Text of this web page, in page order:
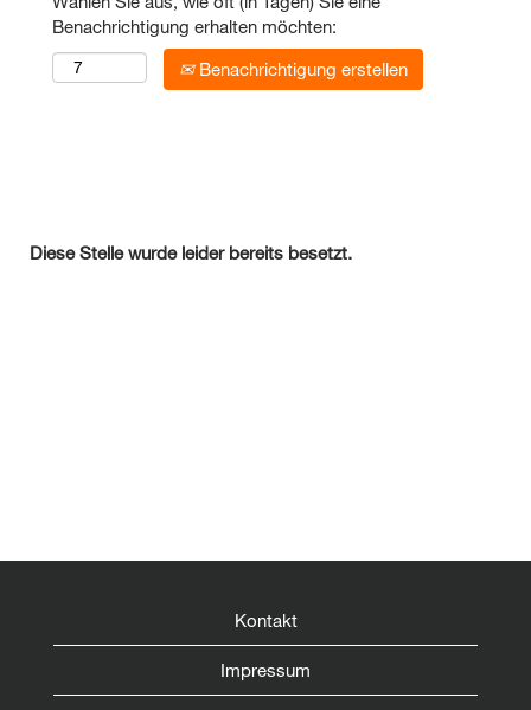
Benachrichtigung erhalten möchten:
Benachrichtigung erstellen
Diese Stelle wurde leider bereits besetzt.
Kontakt
Impressum